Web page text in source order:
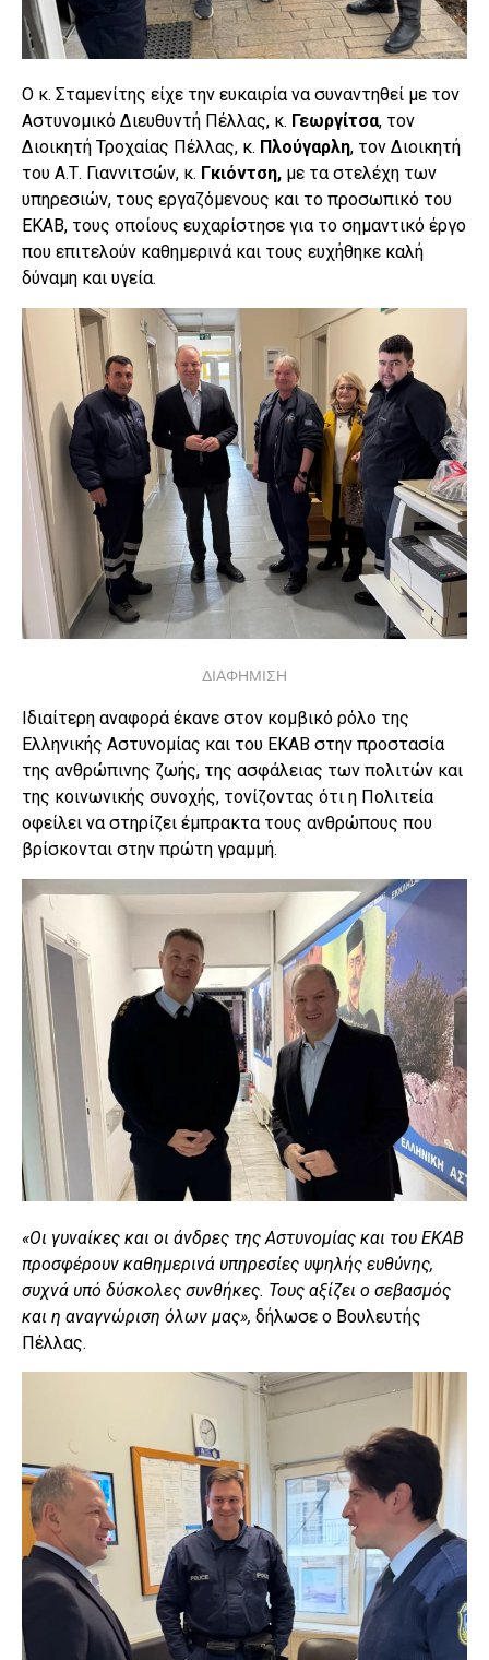
Ο κ. Σταμενίτης είχε την ευκαιρία να συναντηθεί με τον
Αστυνομικό Διευθυντή Πέλλας, κ. Γεωργίτσα, τον
Διοικητή Τροχαίας Πέλλας, κ. Πλούγαρλη, τον Διοικητή
του Α.Τ. Γιαννιτσών, κ. Γκιόντση, με τα στελέχη των
υπηρεσιών, τους εργαζόμενους και το προσωπικό του
ΕΚΑΒ, τους οποίους ευχαρίστησε για το σημαντικό έργο
που επιτελούν καθημερινά και τους ευχήθηκε καλή
δύναμη και υγεία.
ΔΙΑΦΗΜΙΣΗ
Ιδιαίτερη αναφορά έκανε στον κομβικό ρόλο της
Ελληνικής Αστυνομίας και του ΕΚΑΒ στην προστασία
της ανθρώπινης ζωής, της ασφάλειας των πολιτών και
της κοινωνικής συνοχής, τονίζοντας ότι η Πολιτεία
οφείλει να στηρίζει έμπρακτα τους ανθρώπους που
βρίσκονται στην πρώτη γραμμή.
«Οι γυναίκες και οι άνδρες της Αστυνομίας και του ΕΚΑΒ
προσφέρουν καθημερινά υπηρεσίες υψηλής ευθύνης,
συχνά υπό δύσκολες συνθήκες. Τους αξίζει ο σεβασμός
και η αναγνώριση όλων μας», δήλωσε ο Βουλευτής
Πέλλας.